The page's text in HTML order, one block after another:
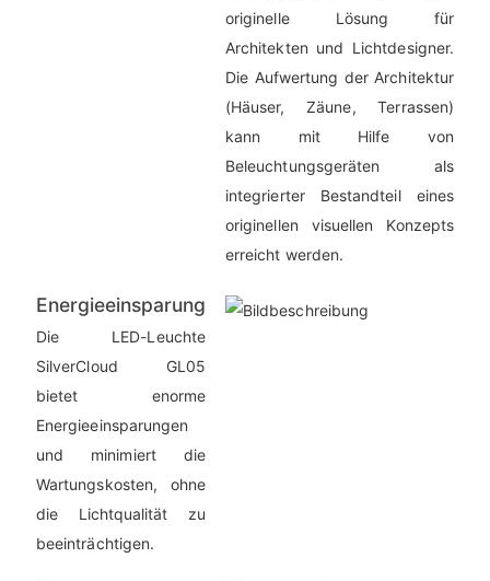
originelle Lösung für
Architekten und Lichtdesigner.
Die Aufwertung der Architektur
(Häuser, Zäune, Terrassen)
kann mit Hilfe von
Beleuchtungsgeräten als
integrierter Bestandteil eines
originellen visuellen Konzepts
erreicht werden.
Energieeinsparung
Die LED-Leuchte
SilverCloud GL05
bietet enorme
Energieeinsparungen
und minimiert die
Wartungskosten, ohne
die Lichtqualität zu
beeinträchtigen.